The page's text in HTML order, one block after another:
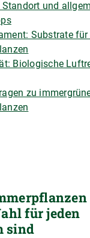
Standort und
Substrate für
Biologische
zu
für jeden
sind